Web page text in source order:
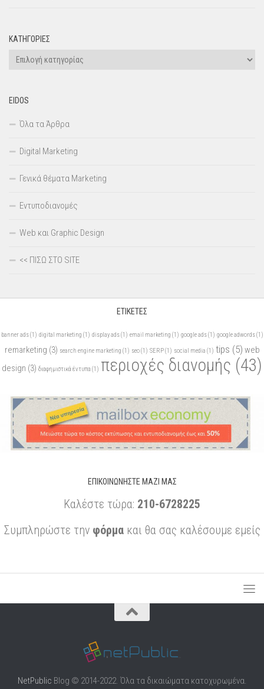
KΑΤΗΓΟΡΊΕΣ
Kατηγορίες
EIDOS
Όλα τα Άρθρα
Digital Marketing
Γενικά θέματα Marketing
Εντυποδιανομές
Web και Graphic Design
<< ΠΙΣΩ ΣΤΟ SITE
ΕΤΙΚΈΤΕΣ
banner ads(1) digital marketing (1) display ads(1) email marketing (1) google ads(1) google adwords(1)
remarketing (3) search engine marketing (1) seo(1) SERP(1) social media (1) tips (5) web
design (3) διαφημιστικά έντυπα(1) περιοχές διανομής (43)
ΕΠΙΚΟΙΝΩΝΉΣΤΕ ΜΑΖΊ ΜΑΣ
Καλέστε τώρα: 210-6728225
Συμπληρώστε την φόρμα και θα σας καλέσουμε εμείς
NetPublic Blog © 2014-2022. Όλα τα δικαιώματα κατοχυρωμένα.